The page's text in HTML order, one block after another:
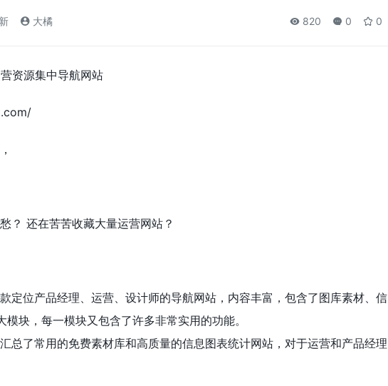
大橘 820 0 0
资源集中导航网站
？ 还在苦苦收藏大量运营网站？
定位产品经理、运营、设计师的导航网站，内容丰富，包含了图库素材、信
块，每一模块又包含了许多非常实用的功能。
总了常用的免费素材库和高质量的信息图表统计网站，对于运营和产品经理